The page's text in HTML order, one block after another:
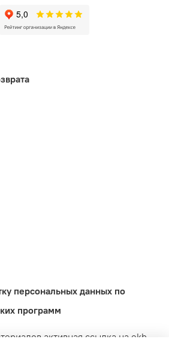
персональных данных по
программ
активная ссылка на ekb-